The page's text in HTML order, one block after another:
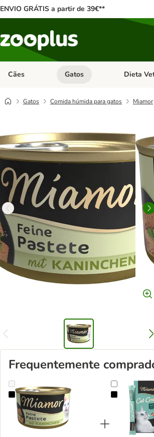
ENVIO GRÁTIS a partir de 39€**
Cães Abrir menu de categoria: Cães
Gatos Abrir
Dieta
Gatos Comida húmida para gatos Miamor
Frequentemente
Miamor Paté 24 x 85 g - Pack económico
Miamor Cat